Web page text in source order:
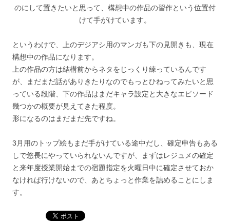
のにして置きたいと思って、構想中の作品の習作という位置付
けて手がけています。
というわけで、上のデジアシ用のマンガも下の見開きも、現在
構想中の作品になります。
上の作品の方は結構前からネタをじっくり練っているんです
が、まだまだ話がありきたりなのでもっとひねってみたいと思
っている段階、下の作品はまだキャラ設定と大きなエピソード
幾つかの概要が見えてきた程度。
形になるのはまだまだ先ですね。
3月用のトップ絵もまだ手がけている途中だし、確定申告もある
しで悠長にやっていられないんですが、まずはレジュメの確定
と来年度授業開始までの宿題指定を火曜日中に確定させておか
なければ行けないので、あとちょっと作業を詰めることにしま
す。